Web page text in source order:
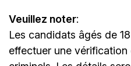
Veuillez noter:
Les candidats âgés de
effectuer une